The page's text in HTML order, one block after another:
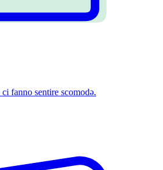
fanno sentire scomodǝ.